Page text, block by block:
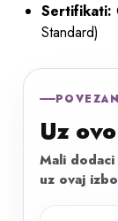
Sertifikati:
Standard)
Uz
Mali
uz ovaj